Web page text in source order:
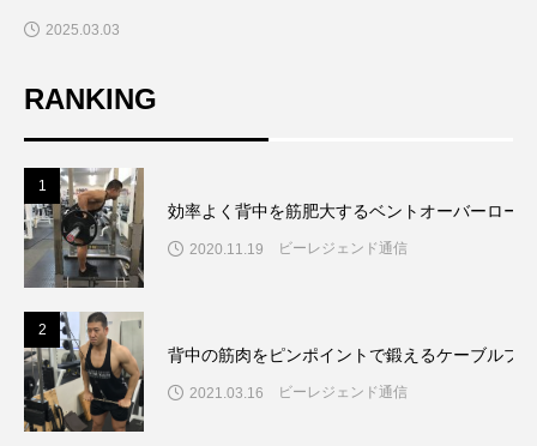
2025.03.03
RANKING
1
効率よく背中を筋肥大するベントオーバーロー
2020.11.19 ビーレジェンド通信
2
背中の筋肉をピンポイントで鍛えるケーブルプ
2021.03.16 ビーレジェンド通信